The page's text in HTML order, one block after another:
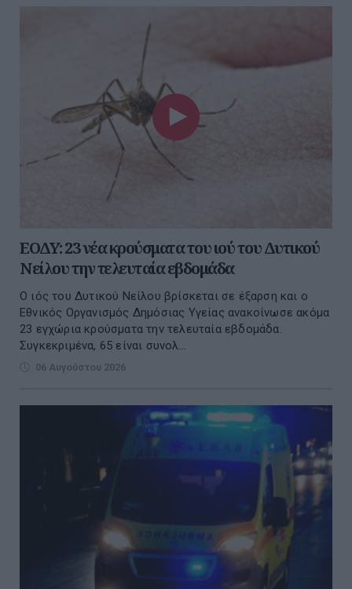
ΕΟΔΥ: 23 νέα κρούσματα του ιού του Δυτικού
Νείλου την τελευταία εβδομάδα
Ο ιός του Δυτικού Νείλου βρίσκεται σε έξαρση και ο
Εθνικός Οργανισμός Δημόσιας Υγείας ανακοίνωσε ακόμα
23 εγχώρια κρούσματα την τελευταία εβδομάδα.
Συγκεκριμένα, 65 είναι συνολ...
06 Αυγούστου 2026